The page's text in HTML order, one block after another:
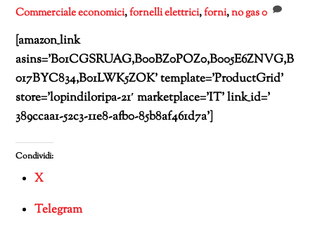
Commercialeeconomici,fornelli elettrici,forni,no gas0
[amazon_link
asins=’B01CGSRUAG,B00BZ0POZ0,B005E6ZNVG,B
017BYC834,B01LWK5ZOK’ template=’ProductGrid’
store=’lopindiloripa-21′ marketplace=’IT’ link_id=’
389ccaa1-52c3-11e8-afb0-85b8af461d7a’]
Condividi:
X
Telegram